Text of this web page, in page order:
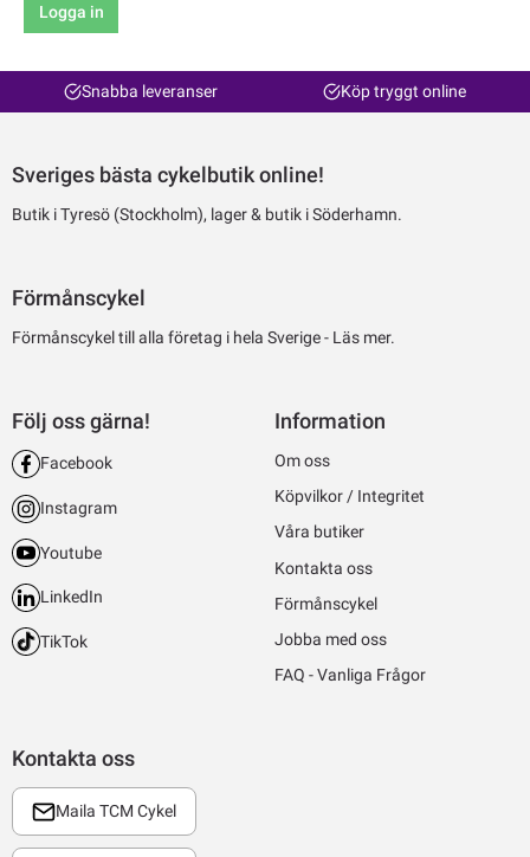
Logga in
Snabba leveranser Köp tryggt online
Sveriges bästa cykelbutik online!
Butik i Tyresö (Stockholm), lager & butik i Söderhamn.
Förmånscykel
Förmånscykel till alla företag i hela Sverige - Läs mer.
Kontakta oss
Maila TCM Cykel
Följ oss gärna!
Facebook
Instagram
Youtube
LinkedIn
TikTok
Information
Om oss
Köpvilkor / Integritet
Våra butiker
Kontakta oss
Förmånscykel
Jobba med oss
FAQ - Vanliga Frågor